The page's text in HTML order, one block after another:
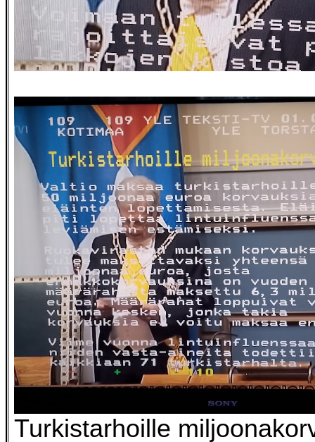
Turkistarhoille